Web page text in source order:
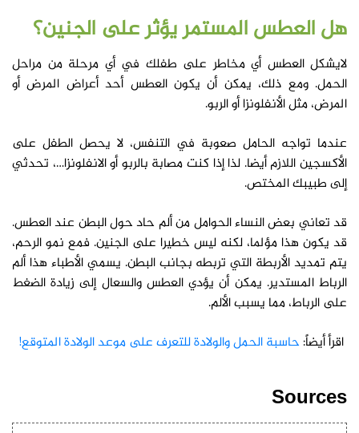
هل العطس المستمر يؤثر على الجنين؟
لايشكل العطس أي مخاطر على طفلك في أي مرحلة من مراحل
الحمل. ومع ذلك، يمكن أن يكون العطس أحد أعراض المرض أو
المرض، مثل الأنفلونزا أو الربو.
عندما تواجه الحامل صعوبة في التنفس، لا يحصل الطفل على
الأكسجين اللازم أيضا. لذا إذا كنت مصابة بالربو أو الانفلونزا…، تحدثي
إلى طبيبك المختص.
قد تعاني بعض النساء الحوامل من ألم حاد حول البطن عند العطس.
قد يكون هذا مؤلما، لكنه ليس خطيرا على الجنين. فمع نمو الرحم،
يتم تمديد الأربطة التي تربطه بجانب البطن. يسمي الأطباء هذا ألم
الرباط المستدير. يمكن أن يؤدي العطس والسعال إلى زيادة الضغط
على الرباط، مما يسبب الألم.
اقرأ أيضاً:حاسبة الحمل والولادة للتعرف على موعد الولادة المتوقع!
Sources